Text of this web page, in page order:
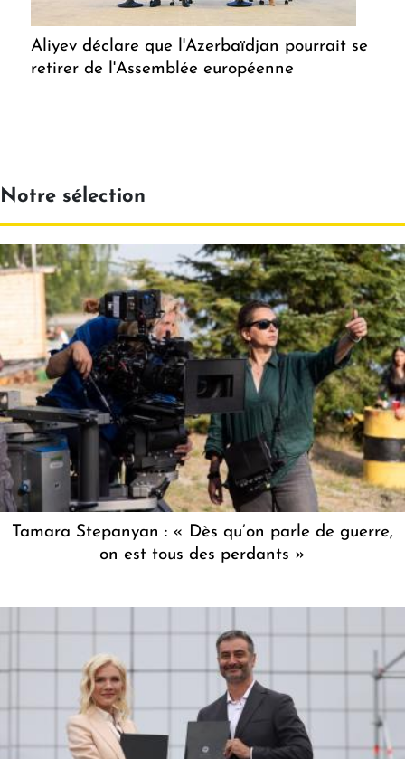
Aliyev déclare que l'Azerbaïdjan pourrait se
retirer de l'Assemblée européenne
Notre sélection
Tamara Stepanyan : « Dès qu’on parle de guerre,
on est tous des perdants »